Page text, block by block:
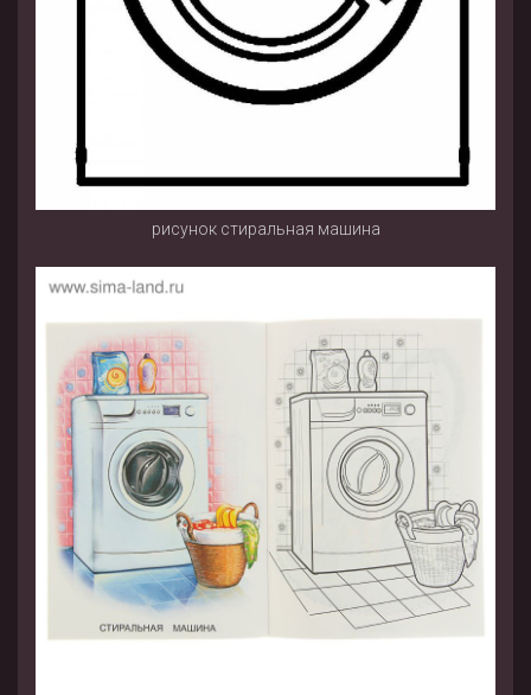
рисунок стиральная машина